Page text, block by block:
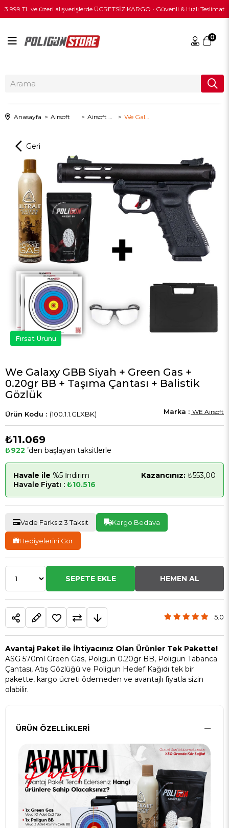
3.999 TL ve üzeri alışverişlerde ÜCRETSİZ KARGO • Güvenli & Hızlı Teslimat
0
Anasayfa Airsoft
Fırsat Ürünü
We Galaxy GBB Siyah + Green Gas +
0.20gr BB + Taşıma Çantası + Balistik
Gözlük
(100.1.1.GLXBK) WE Airsoft
₺11.069
₺922 ’den başlayan taksitlerle
Havale ile %5 İndirim Kazancınız: ₺553,00
Havale Fiyatı : ₺10.516
Vade Farksız 3 Taksit Kargo Bedava
Hediyelerini Gör
5.0
Avantaj Paket ile İhtiyacınız Olan Ürünler Tek Pakette!
ASG 570ml Green Gas, Poligun 0.20gr BB, Poligun Tabanca
Çantası, Atış Gözlüğü ve Poligun Hedef Kağıdı tek bir
pakette, kargo ücreti ödemeden ve avantajlı fiyatla sizin
olabilir.
ÜRÜN ÖZELLIKLERI